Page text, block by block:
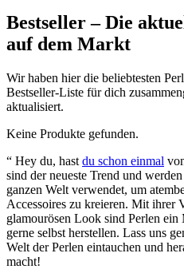
Bestseller – Die
auf dem Markt
Wir haben hier die beliebtesten
Bestseller-Liste für dich
aktualisiert.
Keine Produkte gefunden.
“ Hey du, hast du schon einmal
sind der neueste Trend und
ganzen Welt verwendet, um
Accessoires zu kreieren. Mit ihrer
glamourösen Look sind Perlen
gerne selbst herstellen. Lass uns
Welt der Perlen eintauchen und
macht!